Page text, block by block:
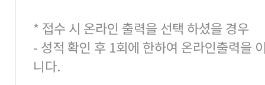
* 접수 시 온라인 출력을 선택 하셨을 경우
- 성적 확인 후 1회에 한하여 온라인출력을
니다.